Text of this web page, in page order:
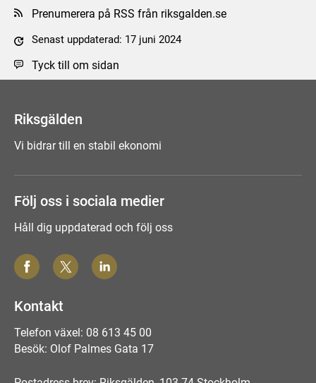
Prenumerera på RSS från riksgalden.se
Senast uppdaterad: 17 juni 2024
Tyck till om sidan
Riksgälden
Vi bidrar till en stabil ekonomi
Följ oss i sociala medier
Håll dig uppdaterad och följ oss
Kontakt
Telefon växel: 08 613 45 00
Besök: Olof Palmes Gata 17